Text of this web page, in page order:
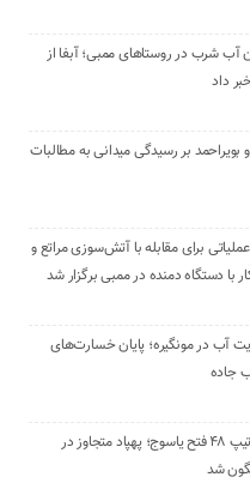
آب شرب در روستاهای ممبی؛ آبفا از
داد
و بویراحمد بر رسیدگی میدانی به مطالبات
برای مقابله با آتش‌سوزی مراتع و
با دستگاه دمنده در ممبی برگزار شد
آب در مونگیره؛ پایان خسارت‌های
جاده
هوشیاری گردان پدافند تیپ ۴۸ فتح یاسوج؛ پهپاد متجاوز در
شد